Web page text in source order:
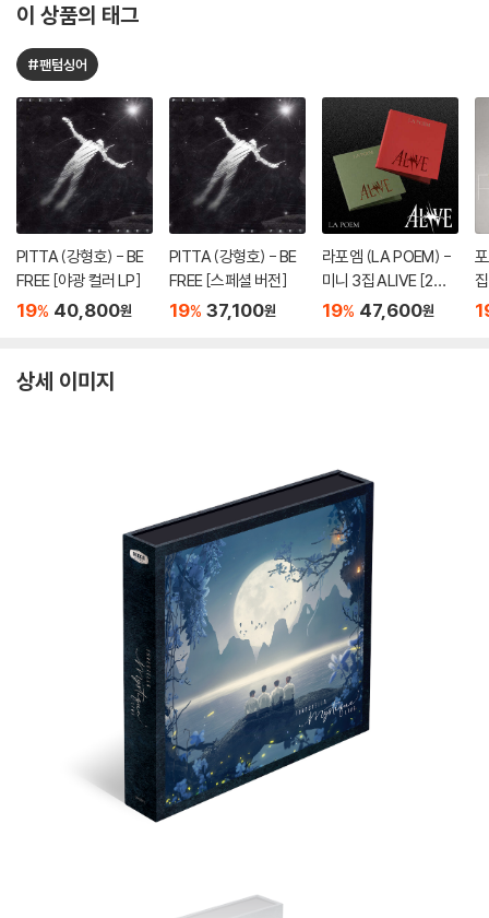
이 상품의 태그
#팬텀싱어
PITTA (강형호) - BE
FREE [야광 컬러 LP]
19% 40,800원
PITTA (강형호) - BE
FREE [스페셜 버전]
19% 37,100원
라포엠 (LA POEM) -
미니 3집 ALIVE [2종 S
ET]
19% 47,600원
상세 이미지